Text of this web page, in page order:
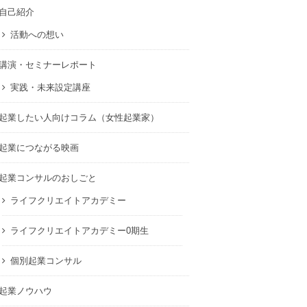
己紹介
活動への想い
演・セミナーレポート
実践・未来設定講座
業したい人向けコラム（女性起業家）
業につながる映画
業コンサルのおしごと
ライフクリエイトアカデミー
ライフクリエイトアカデミー0期生
個別起業コンサル
業ノウハウ